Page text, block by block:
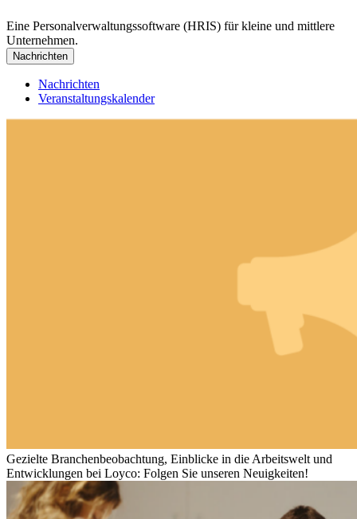
Eine Personalverwaltungssoftware (HRIS) für kleine und mittlere
Unternehmen.
Nachrichten
Nachrichten
Veranstaltungskalender
Gezielte Branchenbeobachtung, Einblicke in die Arbeitswelt und
Entwicklungen bei Loyco: Folgen Sie unseren Neuigkeiten!